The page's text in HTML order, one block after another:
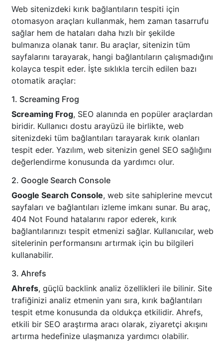
Web sitenizdeki kırık bağlantıların tespiti için
otomasyon araçları kullanmak, hem zaman tasarrufu
sağlar hem de hataları daha hızlı bir şekilde
bulmanıza olanak tanır. Bu araçlar, sitenizin tüm
sayfalarını tarayarak, hangi bağlantıların çalışmadığını
kolayca tespit eder. İşte sıklıkla tercih edilen bazı
otomatik araçlar:
1. Screaming Frog
Screaming Frog, SEO alanında en popüler araçlardan
biridir. Kullanıcı dostu arayüzü ile birlikte, web
sitenizdeki tüm bağlantıları tarayarak kırık olanları
tespit eder. Yazılım, web sitenizin genel SEO sağlığını
değerlendirme konusunda da yardımcı olur.
2. Google Search Console
Google Search Console, web site sahiplerine mevcut
sayfaları ve bağlantıları izleme imkanı sunar. Bu araç,
404 Not Found hatalarını rapor ederek, kırık
bağlantılarınızı tespit etmenizi sağlar. Kullanıcılar, web
sitelerinin performansını artırmak için bu bilgileri
kullanabilir.
3. Ahrefs
Ahrefs, güçlü backlink analiz özellikleri ile bilinir. Site
trafiğinizi analiz etmenin yanı sıra, kırık bağlantıları
tespit etme konusunda da oldukça etkilidir. Ahrefs,
etkili bir SEO araştırma aracı olarak, ziyaretçi akışını
artırma hedefinize ulaşmanıza yardımcı olabilir.